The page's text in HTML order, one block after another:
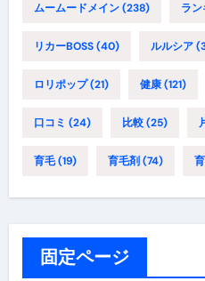
ムームードメイン(238) ラ
リカーBOSS(40) ルルシア
ロリポップ(21) 健康(121)
口コミ (24) 比較(25)
育毛(19) 育毛剤(74)
固定ページ